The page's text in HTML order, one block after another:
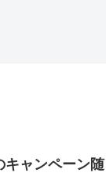
キャンペーン随